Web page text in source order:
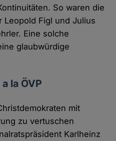
So waren die
Leopold Figl und Julius
Eine solche
glaubwürdige
la ÖVP
mit
zu vertuschen
Karlheinz